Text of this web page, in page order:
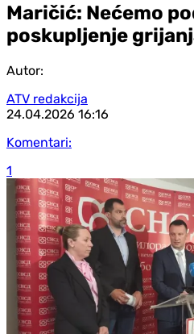
Maričić: Nećemo
poskupljenje
Autor:
ATV redakcija
24.04.2026 16:16
Komentari:
1